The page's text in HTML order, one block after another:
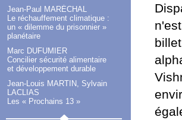
Jean-Paul MARÉCHAL
Le réchauffement climatique :
un « dilemme du prisonnier »
planétaire
Marc DUFUMIER
Concilier sécurité alimentaire
et développement durable
Jean-Louis MARTIN, Sylvain
LACLIAS
Les « Prochains 13 »